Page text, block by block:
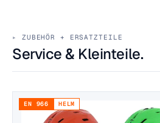
ZUBEHÖR + ERSATZTEILE
Service & Kleinteile.
EN 966 HELM